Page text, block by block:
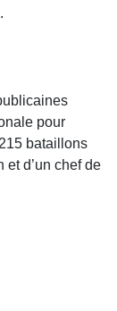
pour
bataillons
d’un chef de